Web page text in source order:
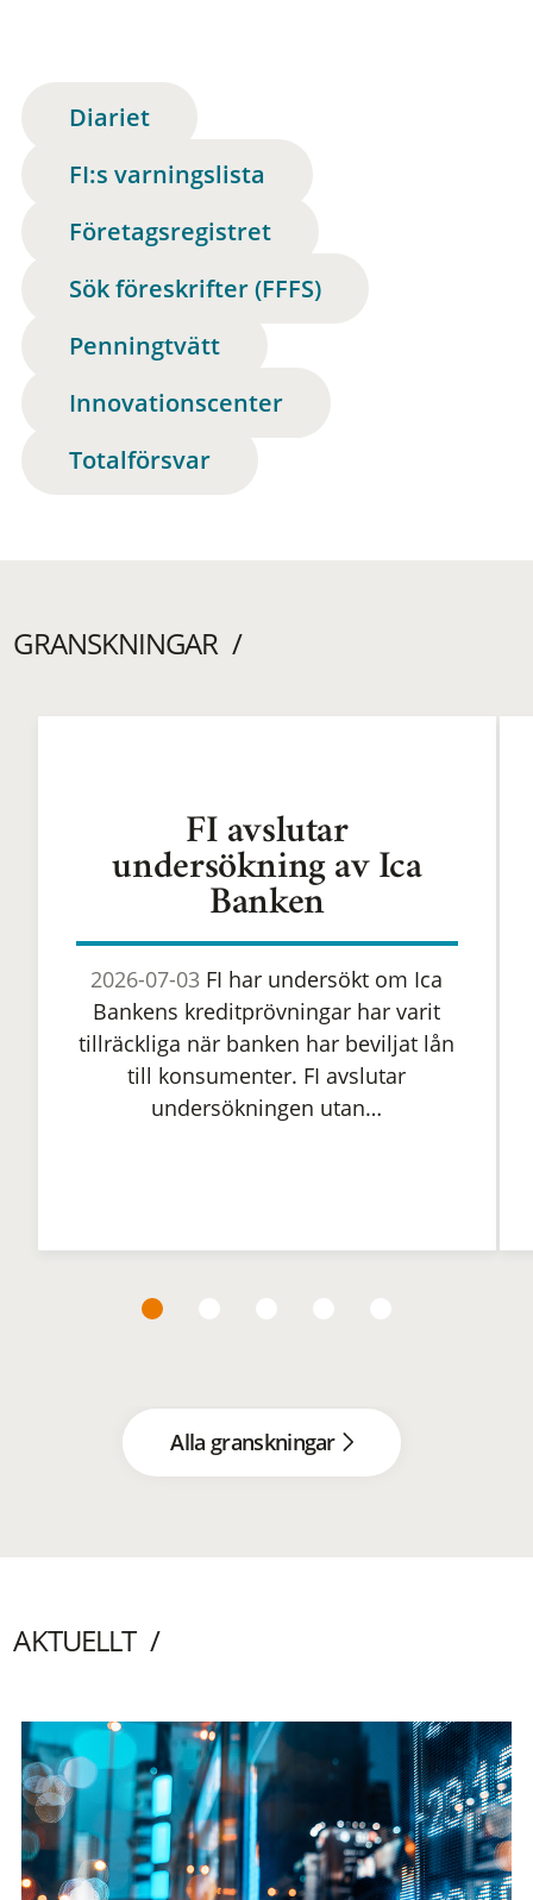
Diariet
FI:s varningslista
Företagsregistret
Sök föreskrifter (FFFS)
Penningtvätt
Innovationscenter
Totalförsvar
GRANSKNINGAR
FI avslutar
undersökning av Ica
Banken
2026-07-03 FI har undersökt om Ica
Bankens kreditprövningar har varit
tillräckliga när banken har beviljat lån
till konsumenter. FI avslutar
undersökningen utan…
Alla granskningar
AKTUELLT